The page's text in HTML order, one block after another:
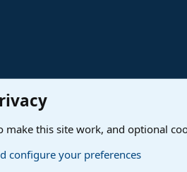
make this site work, and optional
configure your preferences